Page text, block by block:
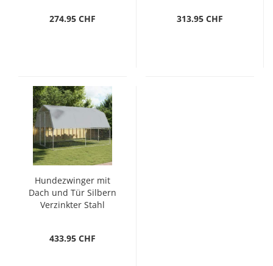
274.95 CHF
313.95 CHF
Hundezwinger mit
Dach und Tür Silbern
Verzinkter Stahl
433.95 CHF